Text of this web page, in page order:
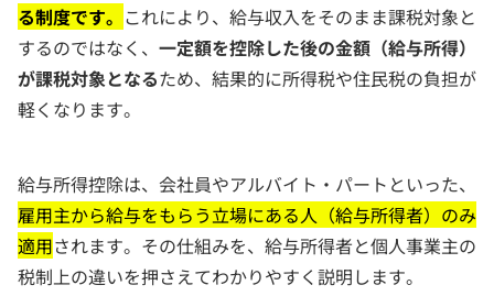
る制度です。 これにより、給与収入をそのまま課税対象と
するのではなく、 一定額を控除した後の金額（給与所得）
が課税対象となるため、結果的に所得税や住民税の負担が
軽くなります。
給与所得控除は、会社員やアルバイト・パートといった、
雇用主から給与をもらう立場にある人（給与所得者）のみ
適用されます。その仕組みを、給与所得者と個人事業主の
税制上の違いを押さえてわかりやすく説明します。